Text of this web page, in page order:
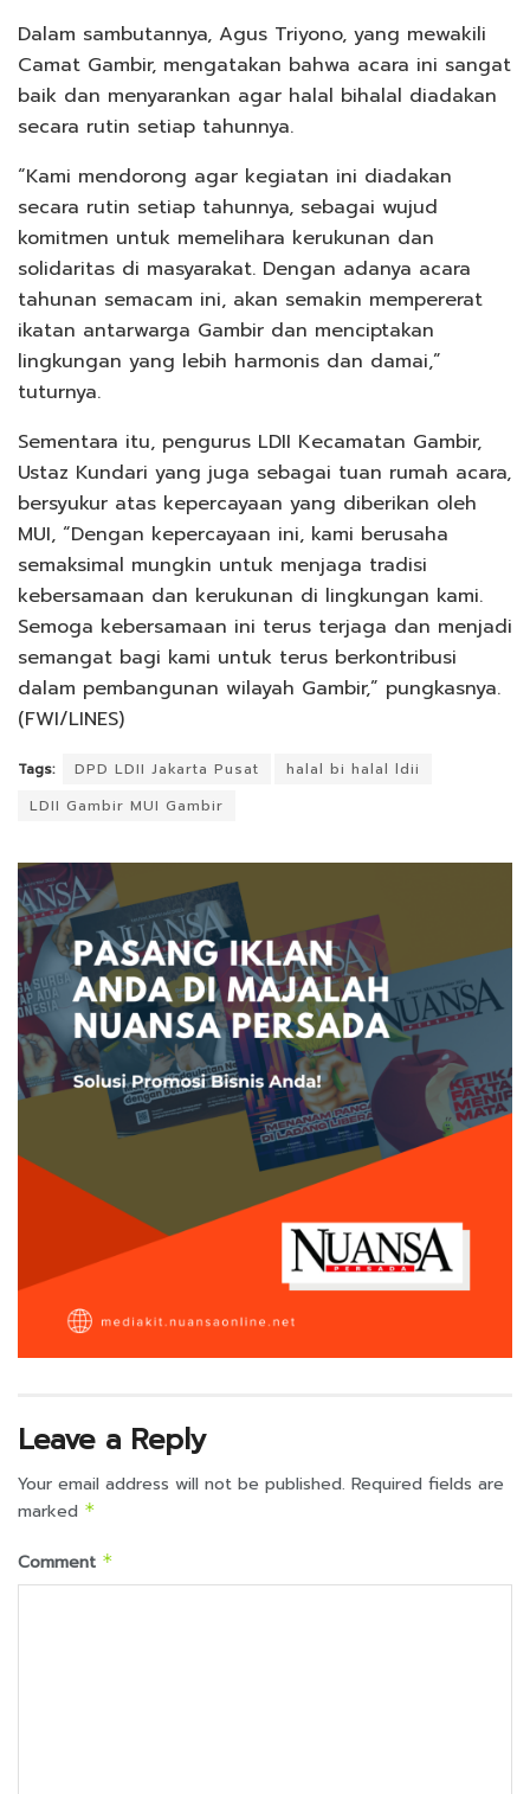
Dalam sambutannya, Agus Triyono, yang mewakili
Camat Gambir, mengatakan bahwa acara ini sangat
baik dan menyarankan agar halal bihalal diadakan
secara rutin setiap tahunnya.
“Kami mendorong agar kegiatan ini diadakan
secara rutin setiap tahunnya, sebagai wujud
komitmen untuk memelihara kerukunan dan
solidaritas di masyarakat. Dengan adanya acara
tahunan semacam ini, akan semakin mempererat
ikatan antarwarga Gambir dan menciptakan
lingkungan yang lebih harmonis dan damai,”
tuturnya.
Sementara itu, pengurus LDII Kecamatan Gambir,
Ustaz Kundari yang juga sebagai tuan rumah acara,
bersyukur atas kepercayaan yang diberikan oleh
MUI, “Dengan kepercayaan ini, kami berusaha
semaksimal mungkin untuk menjaga tradisi
kebersamaan dan kerukunan di lingkungan kami.
Semoga kebersamaan ini terus terjaga dan menjadi
semangat bagi kami untuk terus berkontribusi
dalam pembangunan wilayah Gambir,” pungkasnya.
(FWI/LINES)
Tags: DPD LDII Jakarta Pusat
halal bi halal ldii
LDII Gambir MUI Gambir
Leave a Reply
Your email address will not be published. Required fields are
marked *
Comment *